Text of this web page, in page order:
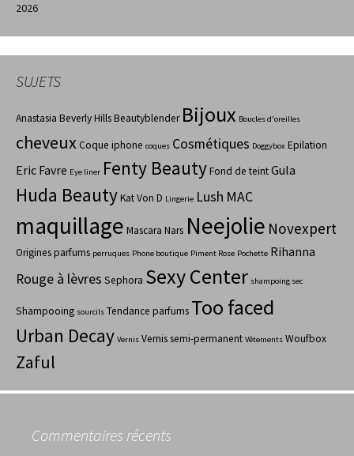
2026
SUJETS
Anastasia Beverly HillsBeautyblender Bijoux Boucles d'oreilles
cheveuxCoque iphone coques Cosmétiques Doggybox Epilation
Eric Favre Eye liner Fenty BeautyFond de teintGula
Huda BeautyKat Von D Lingerie Lush MAC
maquillage Mascara Nars Neejolie Novexpert
Origines parfums perruques Phone boutique Piment Rose Pochette Rihanna
Rouge à lèvres Sephora Sexy Center shampoing sec
Shampooing sourcils Tendance parfums Too faced
Urban Decay Vernis Vernis semi-permanent Vêtements Woufbox
Zaful
Commentaires récents